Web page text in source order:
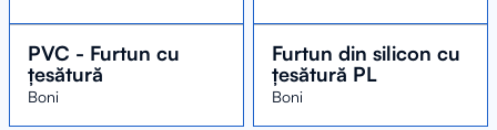
PVC - Furtun cu
țesătură
Boni
Furtun din silicon cu
țesătură PL
Boni